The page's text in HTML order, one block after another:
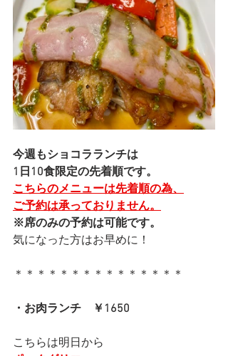
今週もショコラランチは
1日10食限定の先着順です。
こちらのメニューは先着順の為、
ご予約は承っておりません。
※席のみの予約は可能です。
気になった方はお早めに！
＊＊＊＊＊＊＊＊＊＊＊＊＊＊＊
・お肉ランチ　￥1650
こちらは明日から